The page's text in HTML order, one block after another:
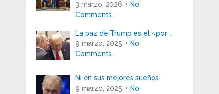
3 marzo, 2026
No
Comments
La paz de Trump es el «por …
9 marzo, 2025
No
Comments
Ni en sus mejores sueños
9 marzo, 2025
No